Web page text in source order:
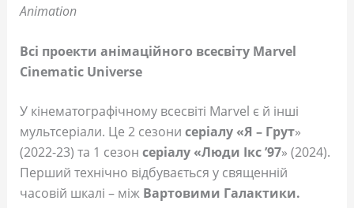
Animation
Всі проекти анімаційного всесвіту Marvel
Cinematic Universe
У кінематографічному всесвіті Marvel є й інші
мультсеріали. Це 2 сезони серіалу «Я – Грут»
(2022-23) та 1 сезон серіалу «Люди Ікс ’97» (2024).
Перший технічно відбувається у священній
часовій шкалі – між Вартовими Галактики.